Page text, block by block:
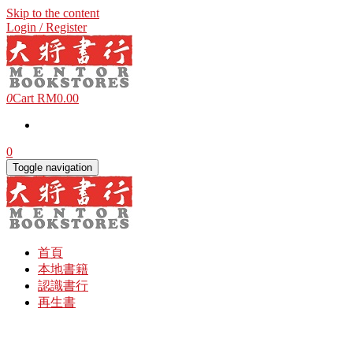
Skip to the content
Login / Register
0Cart RM0.00
0
Toggle navigation
首頁
本地書籍
認識書行
再生書